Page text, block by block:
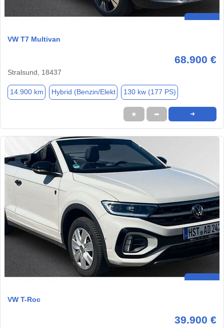
VW T7 Multivan
68.900 €
Stralsund, 18437
14.900 km Hybrid (Benzin/Elekt 130 kw (177 PS)
★ ➦ ➜
VW T-Roc
39.900 €